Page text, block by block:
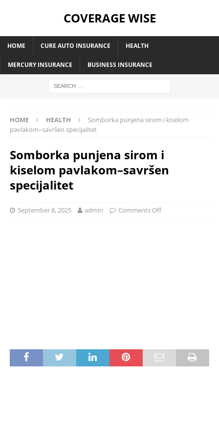
COVERAGE WISE
HOME CURE AUTO INSURANCE HEALTH
MERCURY INSURANCE BUSINESS INSURANCE
HOME HEALTH
Somborka punjena sirom i kiselom
pavlakom–savršen specijalitet
Somborka punjena sirom i
kiselom pavlakom–savršen
specijalitet
September 8, 2025 admin Comments Off